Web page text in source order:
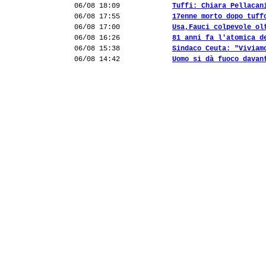
06/08 18:09
Tuffi: Chiara
06/08 17:55
17enne morto dopo
06/08 17:00
Usa,Fauci colpevole
06/08 16:26
81 anni fa l'atomica
06/08 15:38
Sindaco Ceuta:
06/08 14:42
Uomo si dà fuoco